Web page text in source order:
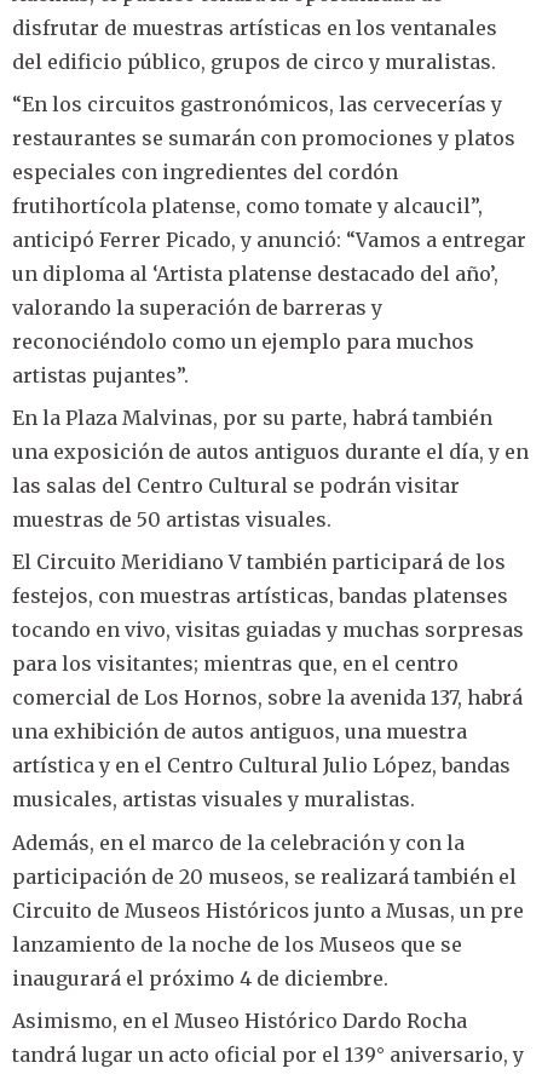
disfrutar de muestras artísticas en los ventanales
del edificio público, grupos de circo y muralistas.
“En los circuitos gastronómicos, las cervecerías y
restaurantes se sumarán con promociones y platos
especiales con ingredientes del cordón
frutihortícola platense, como tomate y alcaucil”,
anticipó Ferrer Picado, y anunció: “Vamos a entregar
un diploma al ‘Artista platense destacado del año’,
valorando la superación de barreras y
reconociéndolo como un ejemplo para muchos
artistas pujantes”.
En la Plaza Malvinas, por su parte, habrá también
una exposición de autos antiguos durante el día, y en
las salas del Centro Cultural se podrán visitar
muestras de 50 artistas visuales.
El Circuito Meridiano V también participará de los
festejos, con muestras artísticas, bandas platenses
tocando en vivo, visitas guiadas y muchas sorpresas
para los visitantes; mientras que, en el centro
comercial de Los Hornos, sobre la avenida 137, habrá
una exhibición de autos antiguos, una muestra
artística y en el Centro Cultural Julio López, bandas
musicales, artistas visuales y muralistas.
Además, en el marco de la celebración y con la
participación de 20 museos, se realizará también el
Circuito de Museos Históricos junto a Musas, un pre
lanzamiento de la noche de los Museos que se
inaugurará el próximo 4 de diciembre.
Asimismo, en el Museo Histórico Dardo Rocha
tandrá lugar un acto oficial por el 139° aniversario, y